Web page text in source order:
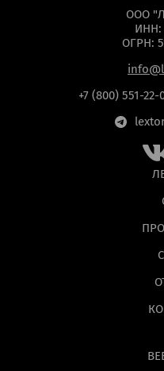
ООО
ИНН:
ОГРН:
+7 (800) 551-22-